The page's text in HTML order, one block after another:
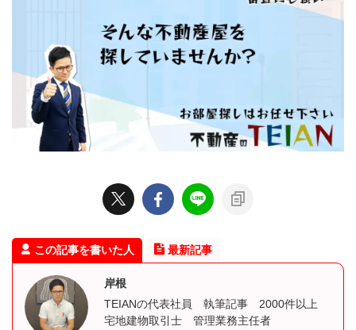
この記事を書いた人 最新記事
岸根
TEIANの代表社員 執筆記事 2000件以上
宅地建物取引士 管理業務主任者